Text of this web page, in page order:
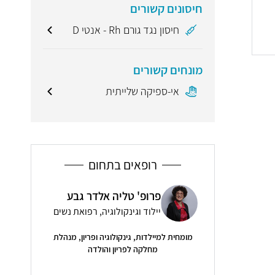
חיסונים קשורים
חיסון נגד גורם Rh - אנטי D
מונחים קשורים
אי-ספיקה שלייתית
רופאים בתחום
פרופ' טליה אלדר גבע
יילוד וגינקולוגיה, רפואת נשים
מומחית למיילדות, גינקולוגיה ופריון, מנהלת
מחלקה לפריון והולדה